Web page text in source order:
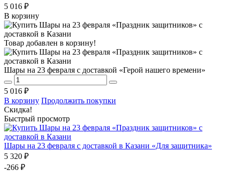
5 016 ₽
В корзину
Товар добавлен в корзину!
Шары на 23 февраля с доставкой «Герой нашего времени»
5 016 ₽
В корзину Продолжить покупки
Скидка!
Быстрый просмотр
Шары на 23 февраля с доставкой в Казани «Для защитника»
5 320 ₽
-266 ₽